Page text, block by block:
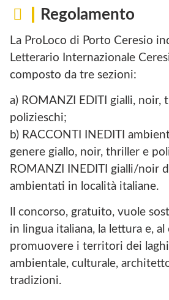
Regolamento
La ProLoco di Porto Ceresio
Letterario Internazionale
composto da tre sezioni:
a) ROMANZI EDITI gialli, noir,
polizieschi;
b) RACCONTI INEDITI
genere giallo, noir, thriller e
ROMANZI INEDITI gialli/noir
ambientati in località italiane.
Il concorso, gratuito, vuole
in lingua italiana, la lettura e,
promuovere i territori dei
ambientale, culturale,
tradizioni.